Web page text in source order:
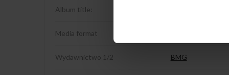
Album title:
Media format
Wydawnictwo 1/2 BMG